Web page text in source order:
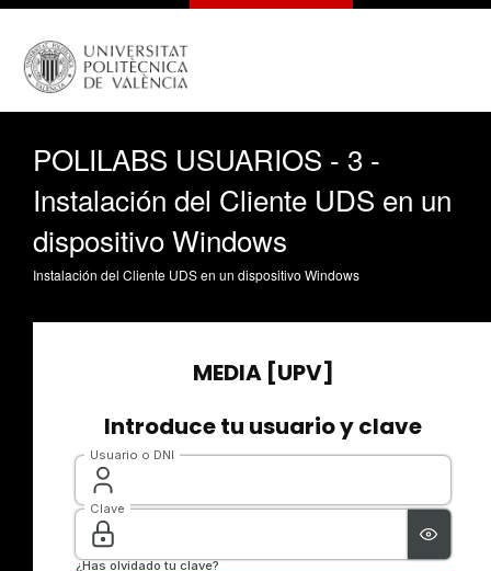
POLILABS USUARIOS - 3 -
Instalación del Cliente UDS en un
dispositivo Windows
Instalación del Cliente UDS en un dispositivo Windows